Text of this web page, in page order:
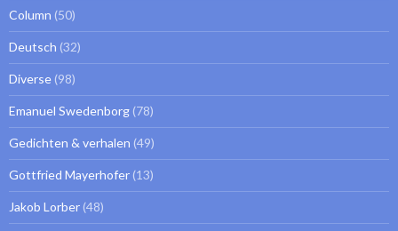
Column (50)
Deutsch (32)
Diverse (98)
Emanuel Swedenborg (78)
Gedichten & verhalen (49)
Gottfried Mayerhofer (13)
Jakob Lorber (48)